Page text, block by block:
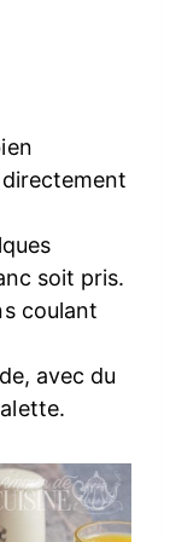
soit pris.
coulant
avec du